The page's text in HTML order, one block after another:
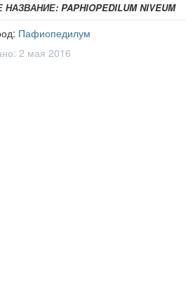
PAPHIOPEDILUM NIVEUM
Пафиопедилум
2 мая 2016